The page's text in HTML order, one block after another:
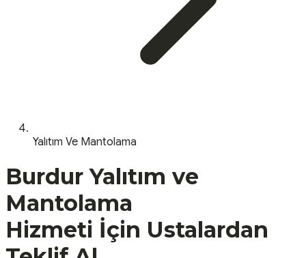
Yalıtım Ve Mantolama
Burdur Yalıtım ve
Mantolama
Hizmeti İçin Ustalardan